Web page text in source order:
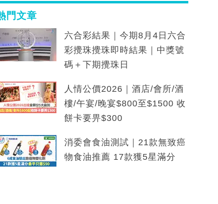
門文章
六合彩結果｜今期8月4日六合
彩攪珠攪珠即時結果｜中獎號
碼＋下期攪珠日
人情公價2026｜酒店/會所/酒
樓/午宴/晚宴$800至$1500 收
餅卡要畀$300
消委會食油測試｜21款無致癌
物食油推薦 17款獲5星滿分